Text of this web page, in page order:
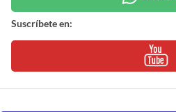
Suscríbete en: